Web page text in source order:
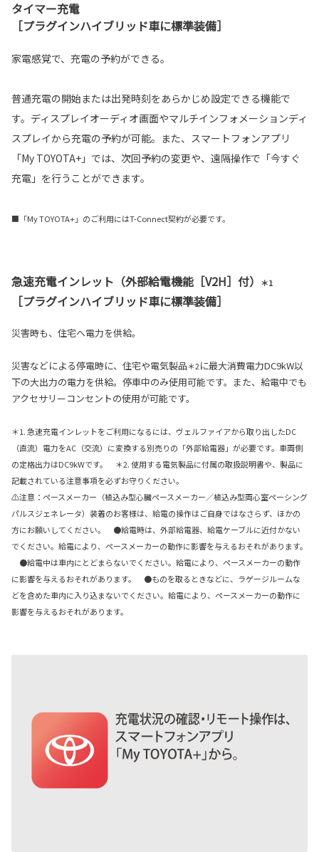
タイマー充電
［プラグインハイブリッド車に標準装備］
家電感覚で、充電の予約ができる。
普通充電の開始または出発時刻をあらかじめ設定できる機能で
す。ディスプレイオーディオ画面やマルチインフォメーションディ
スプレイから充電の予約が可能。また、スマートフォンアプリ
「My TOYOTA+」では、次回予約の変更や、遠隔操作で「今すぐ
充電」を行うことができます。
■「My TOYOTA+」のご利用にはT-Connect契約が必要です。
急速充電インレット（外部給電機能［V2H］付） ＊1
［プラグインハイブリッド車に標準装備］
災害時も、住宅へ電力を供給。
災害などによる停電時に、住宅や電気製品＊2に最大消費電力DC9kW以
下の大出力の電力を供給。停車中のみ使用可能です。また、給電中でも
アクセサリーコンセントの使用が可能です。
＊1. 急速充電インレットをご利用になるには、ヴェルファイアから取り出したDC
（直流）電力をAC（交流）に変換する別売りの「外部給電器」が必要です。車両側
の定格出力はDC9kWです。 ＊2. 使用する電気製品に付属の取扱説明書や、製品に
記載されている注意事項を必ずお守りください。
⚠注意：ペースメーカー（植込み型心臓ペースメーカー／植込み型両心室ペーシング
パルスジェネレータ）装着のお客様は、給電の操作はご自身ではなさらず、ほかの
方にお願いしてください。 ●給電時は、外部給電器、給電ケーブルに近付かない
でください。給電により、ペースメーカーの動作に影響を与えるおそれがあります。
●給電中は車内にとどまらないでください。給電により、ペースメーカーの動作
に影響を与えるおそれがあります。 ●ものを取るときなどに、ラゲージルームな
どを含めた車内に入り込まないでください。給電により、ペースメーカーの動作に
影響を与えるおそれがあります。